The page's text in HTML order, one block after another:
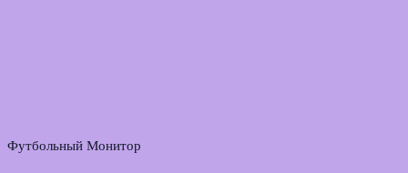
Футбольный Монитор